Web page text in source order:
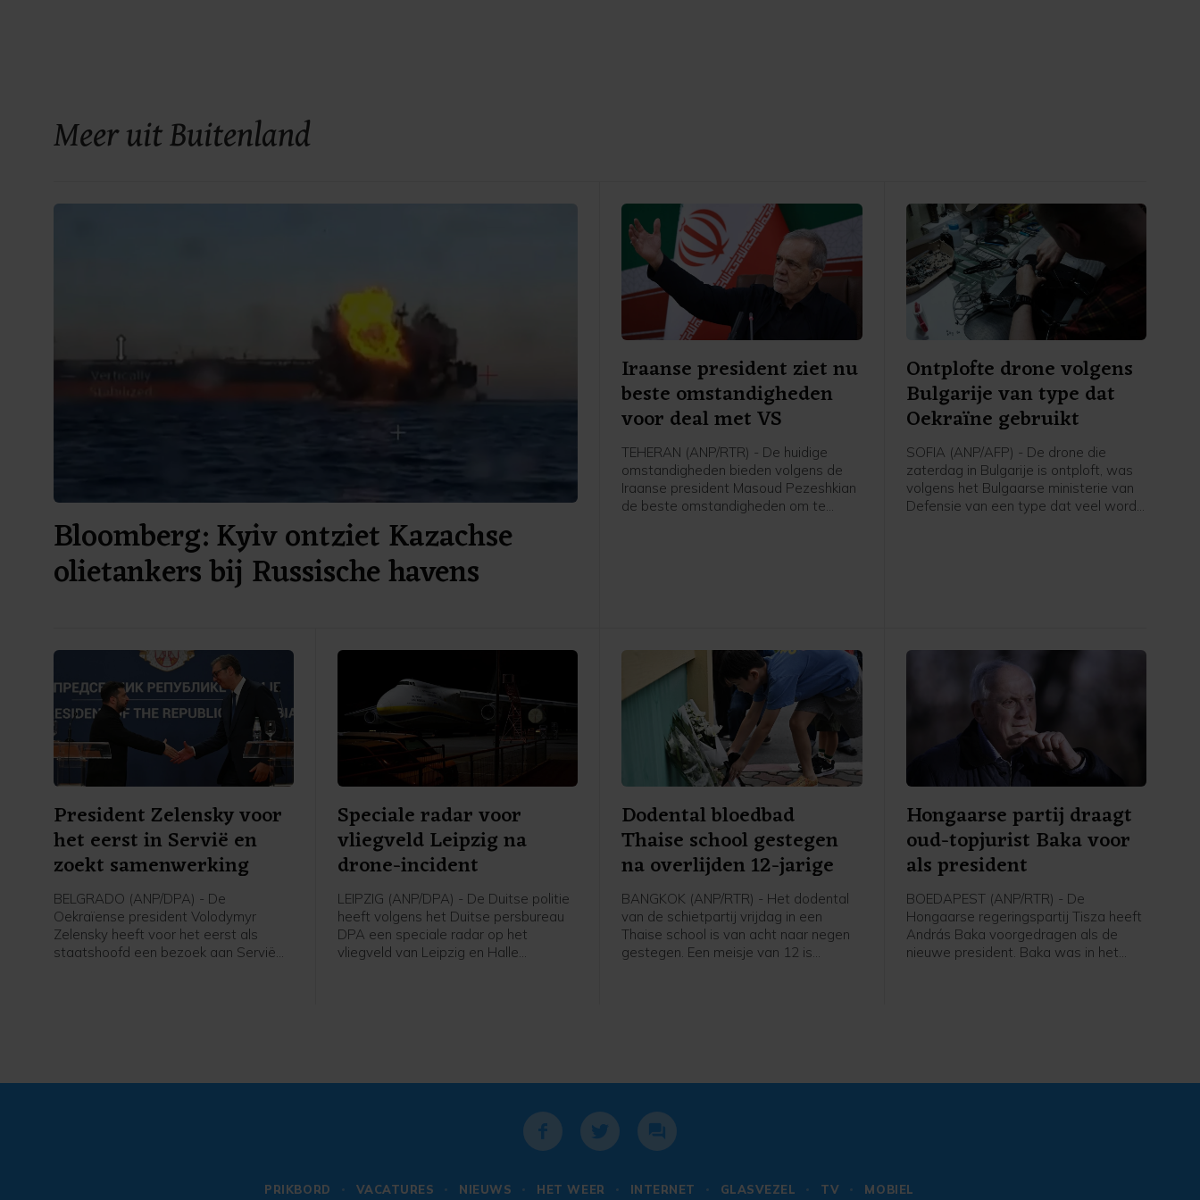
Meer uit Buitenland
Bloomberg: Kyiv ontziet Kazachse
olietankers bij Russische havens
Iraanse president ziet nu
beste omstandigheden
voor deal met VS
TEHERAN (ANP/RTR) - De huidige
omstandigheden bieden volgens de
Iraanse president Masoud Pezeshkian
de beste omstandigheden om te
Ontplofte drone volgens
Bulgarije van type dat
Oekraïne gebruikt
SOFIA (ANP/AFP) - De drone die
zaterdag in Bulgarije is ontploft, was
volgens het Bulgaarse ministerie van
Defensie van een type dat veel wordt
President Zelensky voor
het eerst in Servië en
zoekt samenwerking
BELGRADO (ANP/DPA) - De
Oekraïense president Volodymyr
Zelensky heeft voor het eerst als
staatshoofd een bezoek aan Servië
Speciale radar voor
vliegveld Leipzig na
drone-incident
LEIPZIG (ANP/DPA) - De Duitse politie
heeft volgens het Duitse persbureau
DPA een speciale radar op het
vliegveld van Leipzig en Halle
Dodental bloedbad
Thaise school gestegen
na overlijden 12-jarige
BANGKOK (ANP/RTR) - Het dodental
van de schietpartij vrijdag in een
Thaise school is van acht naar negen
gestegen. Een meisje van 12 is
Hongaarse partij draagt
oud-topjurist Baka voor
als president
BOEDAPEST (ANP/RTR) - De
Hongaarse regeringspartij Tisza heeft
András Baka voorgedragen als de
nieuwe president. Baka was in het
PRIKBORD VACATURES NIEUWS HET WEER INTERNET GLASVEZEL TV MOBIEL